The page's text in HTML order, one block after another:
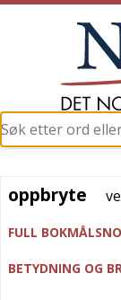
oppbryte
FULL
BETYDNING OG